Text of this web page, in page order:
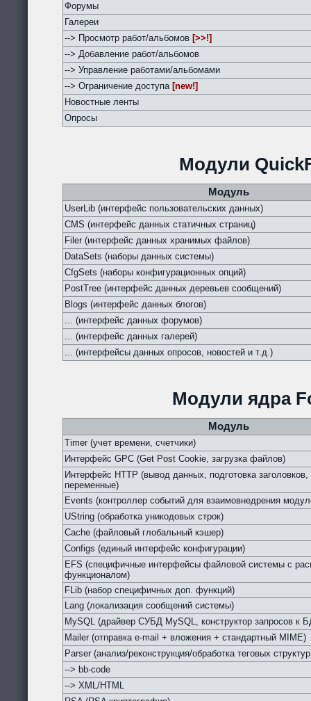
Форумы
Галереи
--> Просмотр работ/альбомов [>>!]
--> Добавление работ/альбомов
--> Управление работами/альбомами
--> Ограничение доступа [new!]
Новостные ленты
Опросы
Модули
Модуль
UserLib (интерфейс пользовательских данных)
CMS (интерфейс данных статичных страниц)
Filer (интерфейс данных хранимых файлов)
DataSets (наборы данных системы)
CfgSets (наборы конфигурационных опций)
PostTree (интерфейс данных деревьев сообщений)
Blogs (интерфейс данных блогов)
... (интерфейс данных форумов)
... (интерфейс данных галерей)
... (интерфейсы данных опросов, новостей и т.д.)
Модули ядра
Модуль
Timer (учет времени, счетчики)
Интерфейс GPC (Get Post Cookie, загрузка файлов)
Интерфейс HTTP (вывод данных, подготовка
переменные)
Events (контроллер событий для взаимовнедрения
UString (обработка уникодовых строк)
Cache (файловый глобальный кэшер)
Configs (единый интерфейс конфигурации)
EFS (специфичные интерфейсы файловой системы с
функционалом)
FLib (набор специфичных доп. функций)
Lang (локализация сообщений системы)
MySQL (драйвер СУБД MySQL, конструктор запросов к
Mailer (отправка e-mail + вложения + стандартный MIME)
Parser (анализ/реконструкция/обработка теговых
--> bb-code
--> XML/HTML